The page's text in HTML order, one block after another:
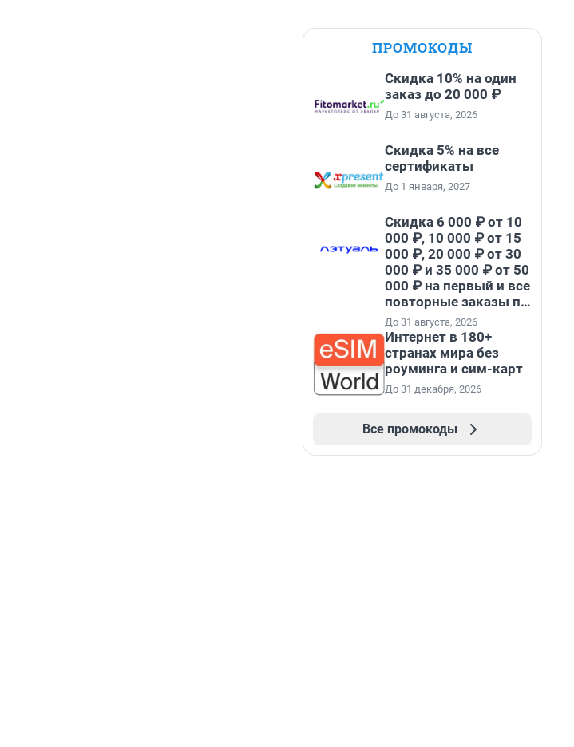
ПРОМОКОДЫ
Скидка 10% на один
заказ до 20 000 ₽
До 31 августа, 2026
Скидка 5% на все
сертификаты
До 1 января, 2027
Скидка 6 000 ₽ от 10
000 ₽, 10 000 ₽ от 15
000 ₽, 20 000 ₽ от 30
000 ₽ и 35 000 ₽ от 50
000 ₽ на первый и все
повторные заказы по
промокоду НАБЕРИ
До 31 августа, 2026
Интернет в 180+
странах мира без
роуминга и сим-карт
До 31 декабря, 2026
Все промокоды